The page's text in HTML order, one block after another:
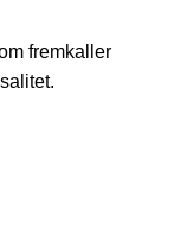
fremkaller